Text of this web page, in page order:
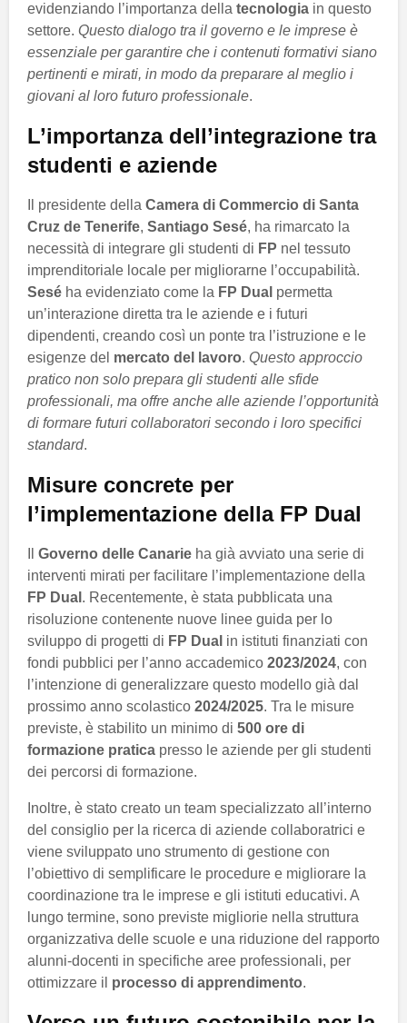
evidenziando l’importanza della tecnologia in questo
settore. Questo dialogo tra il governo e le imprese è
essenziale per garantire che i contenuti formativi siano
pertinenti e mirati, in modo da preparare al meglio i
giovani al loro futuro professionale.
L’importanza dell’integrazione tra
studenti e aziende
Il presidente della Camera di Commercio di Santa
Cruz de Tenerife, Santiago Sesé, ha rimarcato la
necessità di integrare gli studenti di FP nel tessuto
imprenditoriale locale per migliorarne l’occupabilità.
Sesé ha evidenziato come la FP Dual permetta
un’interazione diretta tra le aziende e i futuri
dipendenti, creando così un ponte tra l’istruzione e le
esigenze del mercato del lavoro. Questo approccio
pratico non solo prepara gli studenti alle sfide
professionali, ma offre anche alle aziende l’opportunità
di formare futuri collaboratori secondo i loro specifici
standard.
Misure concrete per
l’implementazione della FP Dual
Governo delle Canarie ha già avviato una serie di
interventi mirati per facilitare l’implementazione della
FP Dual . Recentemente, è stata pubblicata una
risoluzione contenente nuove linee guida per lo
sviluppo di progetti di FP Dual in istituti finanziati con
fondi pubblici per l’anno accademico 2023/2024, con
l’intenzione di generalizzare questo modello già dal
prossimo anno scolastico 2024/2025. Tra le misure
previste, è stabilito un minimo di 500 ore di
formazione pratica presso le aziende per gli studenti
dei percorsi di formazione.
Inoltre, è stato creato un team specializzato all’interno
del consiglio per la ricerca di aziende collaboratrici e
viene sviluppato uno strumento di gestione con
l’obiettivo di semplificare le procedure e migliorare la
coordinazione tra le imprese e gli istituti educativi. A
lungo termine, sono previste migliorie nella struttura
organizzativa delle scuole e una riduzione del rapporto
alunni-docenti in specifiche aree professionali, per
ottimizzare il processo di apprendimento.